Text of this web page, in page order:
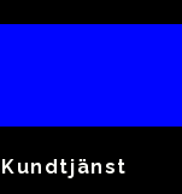
Kundtjänst